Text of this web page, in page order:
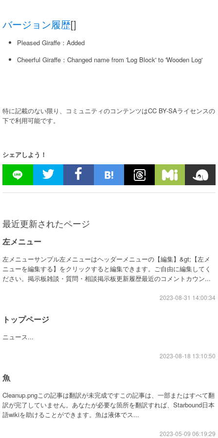
バージョン履歴[]
Pleased Giraffe：Added
Cheerful Giraffe：Changed name from 'Log Block' to 'Wooden Log'
特に記載のない限り、コミュニティのコンテンツはCC BY-SAライセンスの
下で利用可能です。
シェアしよう！
最近更新されたページ
左メニュー
左メニューサンプル左メニューはヘッダーメニューの【編集】&gt;【左メ
ニューを編集する】をクリックすると編集できます。ご自由に編集してく
ださい。掲示板雑談・質問・相談掲示板更新履歴最近のコメントカウン...
2023-08-31 14:00:34
トップページ
ニュース...
2023-08-18 13:10:50
魚
Cleanup.pngこの記事は翻訳が未完成ですこの記事は、一部またはすべて翻
訳が完了していません。あなたが必要な箇所を翻訳すれば、Starbound日本
語wikiを助けることができます。魚は液体でス...
2023-05-09 06:19:29